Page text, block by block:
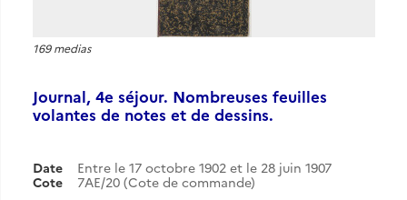
169 medias
Journal, 4e séjour. Nombreuses feuilles
volantes de notes et de dessins.
Date
Entre le 17 octobre 1902 et le 28 juin 1907
Cote
7AE/20 (Cote de commande)